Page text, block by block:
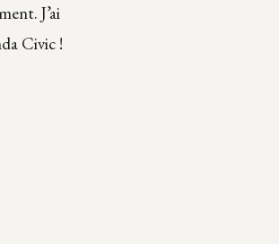
J’ai
Civic !